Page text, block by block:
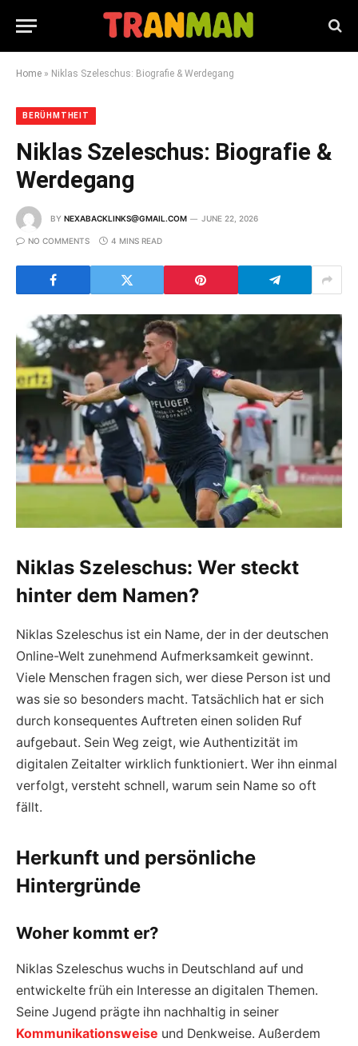
Home » Niklas Szeleschus: Biografie & Werdegang
BERÜHMTHEIT
Niklas Szeleschus: Biografie &
Werdegang
BY NEXABACKLINKS@GMAIL.COM JUNE 22, 2026
NO COMMENTS 4 MINS READ
Niklas Szeleschus: Wer steckt
hinter dem Namen?
Niklas Szeleschus ist ein Name, der in der deutschen
Online-Welt zunehmend Aufmerksamkeit gewinnt.
Viele Menschen fragen sich, wer diese Person ist und
was sie so besonders macht. Tatsächlich hat er sich
durch konsequentes Auftreten einen soliden Ruf
aufgebaut. Sein Weg zeigt, wie Authentizität im
digitalen Zeitalter wirklich funktioniert. Wer ihn einmal
verfolgt, versteht schnell, warum sein Name so oft
fällt.
Herkunft und persönliche
Hintergründe
Woher kommt er?
Niklas Szeleschus wuchs in Deutschland auf und
entwickelte früh ein Interesse an digitalen Themen.
Seine Jugend prägte ihn nachhaltig in seiner
Kommunikationsweise und Denkweise. Außerdem